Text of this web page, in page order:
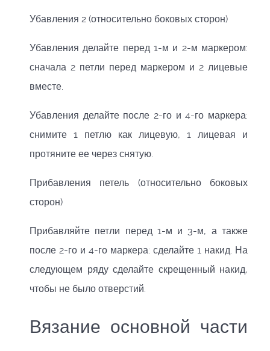
Убавления 2 (относительно боковых сторон)
Убавления делайте перед 1-м и 2-м маркером:
сначала 2 петли перед маркером и 2 лицевые
вместе.
Убавления делайте после 2-го и 4-го маркера:
снимите 1 петлю как лицевую, 1 лицевая и
протяните ее через снятую.
Прибавления петель (относительно боковых
сторон)
Прибавляйте петли перед 1-м и 3-м, а также
после 2-го и 4-го маркера: сделайте 1 накид. На
следующем ряду сделайте скрещенный накид,
чтобы не было отверстий.
Вязание основной части